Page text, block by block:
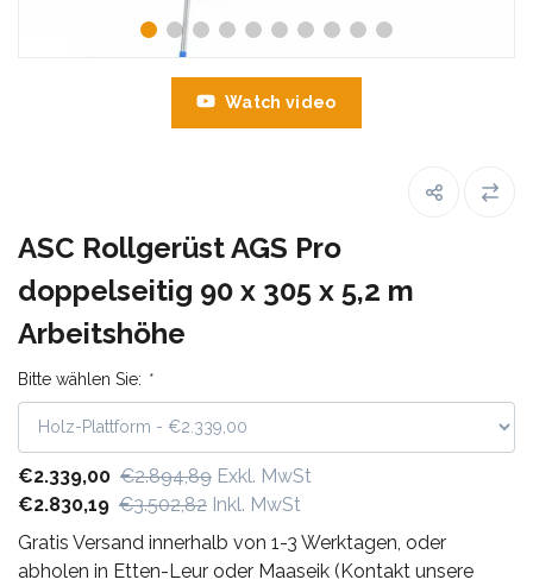
Watch video
ASC Rollgerüst AGS Pro
doppelseitig 90 x 305 x 5,2 m
Arbeitshöhe
Bitte wählen Sie: *
€2.339,00 €2.894,89 Exkl. MwSt
€2.830,19 €3.502,82 Inkl. MwSt
Gratis Versand innerhalb von 1-3 Werktagen, oder
abholen in Etten-Leur oder Maaseik (Kontakt unsere